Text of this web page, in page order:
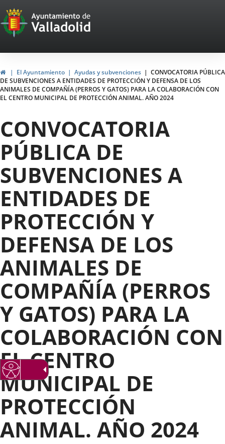
Portal
Web
del
Ayuntamiento
de
InicioEl Ayuntamiento Ayudas y subvenciones
CONVOCATORIA PÚBLICA
DE SUBVENCIONES A ENTIDADES DE PROTECCIÓN Y DEFENSA DE LOS
ANIMALES DE COMPAÑÍA (PERROS Y GATOS) PARA LA COLABORACIÓN CON
EL CENTRO MUNICIPAL DE PROTECCIÓN ANIMAL. AÑO 2024
CONVOCATORIA
PÚBLICA DE
SUBVENCIONES A
ENTIDADES DE
PROTECCIÓN Y
DEFENSA DE LOS
ANIMALES DE
COMPAÑÍA (PERROS
Y GATOS) PARA LA
COLABORACIÓN CON
EL CENTRO
MUNICIPAL DE
PROTECCIÓN
ANIMAL. AÑO 2024